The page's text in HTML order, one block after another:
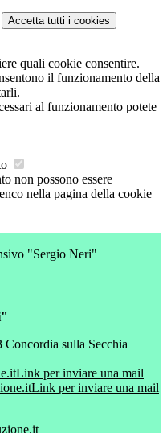
Accetta tutti i cookies
quali cookie consentire.
il funzionamento della
al funzionamento potete
non possono essere
nella pagina della cookie
"Sergio Neri"
sulla Secchia
Link per inviare una mail
Link per inviare una mail